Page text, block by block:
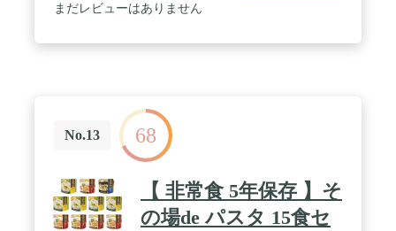
まだレビューはありません
No.13 68
【 非常食 5年保存 】そ
の場de パスタ 15食セ